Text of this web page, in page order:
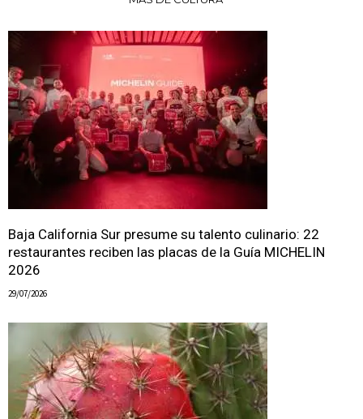
Baja California Sur presume su talento culinario: 22
restaurantes reciben las placas de la Guía MICHELIN
2026
29/07/2026